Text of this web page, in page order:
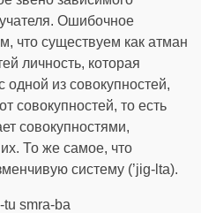
Ошибочное
что существуем как атман
личность, которая
одной из совокупностей,
совокупностей, то есть
совокупностями,
То же самое, что
систему (’jig-lta).
tu smra-ba